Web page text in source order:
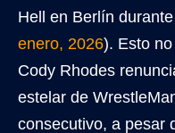
Hell en Berlín durante
enero, 2026). Esto
Cody Rhodes
estelar de
consecutivo, a pesar